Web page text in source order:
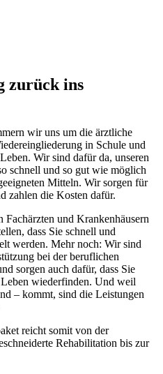
zurück ins
wir uns um die ärztliche
in Schule und
Wir sind dafür da, unseren
schnell und so gut wie möglich
Mitteln. Wir sorgen für
zahlen die Kosten dafür.
und Krankenhäusern
dass Sie schnell und
werden. Mehr noch: Wir sind
bei der beruflichen
sorgen auch dafür, dass Sie
wiederfinden. Und weil
– kommt, sind die Leistungen
reicht somit von der
Rehabilitation bis zur